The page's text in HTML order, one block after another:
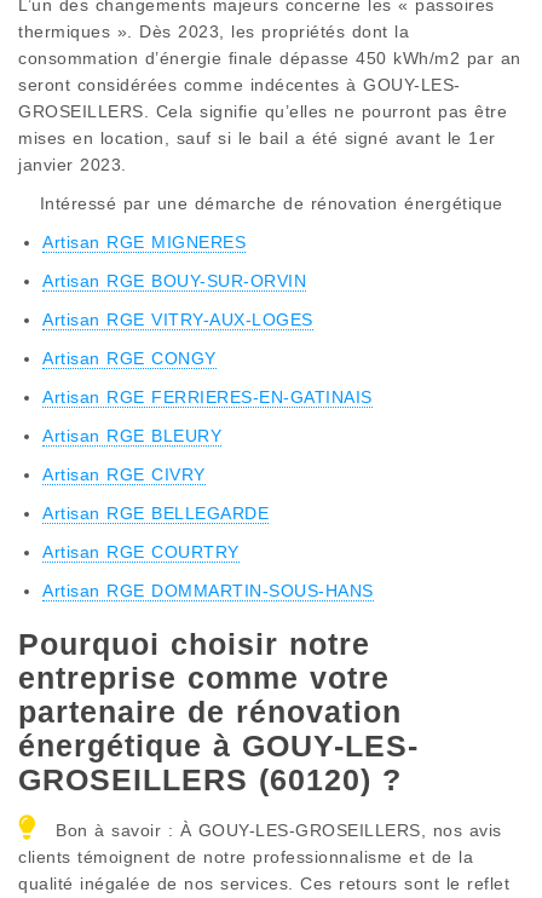
L’un des changements majeurs concerne les « passoires
thermiques ». Dès 2023, les propriétés dont la
consommation d’énergie finale dépasse 450 kWh/m2 par an
seront considérées comme indécentes à GOUY-LES-
GROSEILLERS. Cela signifie qu’elles ne pourront pas être
mises en location, sauf si le bail a été signé avant le 1er
janvier 2023.
Intéressé par une démarche de rénovation énergétique
Artisan RGE MIGNERES
Artisan RGE BOUY-SUR-ORVIN
Artisan RGE VITRY-AUX-LOGES
Artisan RGE CONGY
Artisan RGE FERRIERES-EN-GATINAIS
Artisan RGE BLEURY
Artisan RGE CIVRY
Artisan RGE BELLEGARDE
Artisan RGE COURTRY
Artisan RGE DOMMARTIN-SOUS-HANS
Pourquoi choisir notre
entreprise comme votre
partenaire de rénovation
énergétique à GOUY-LES-
GROSEILLERS (60120) ?
Bon à savoir : À GOUY-LES-GROSEILLERS, nos avis
clients témoignent de notre professionnalisme et de la
qualité inégalée de nos services. Ces retours sont le reflet